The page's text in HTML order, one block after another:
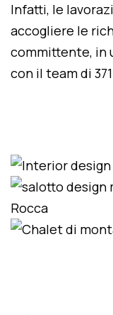
Infatti, le
accogliere le
committente, in
con il team di